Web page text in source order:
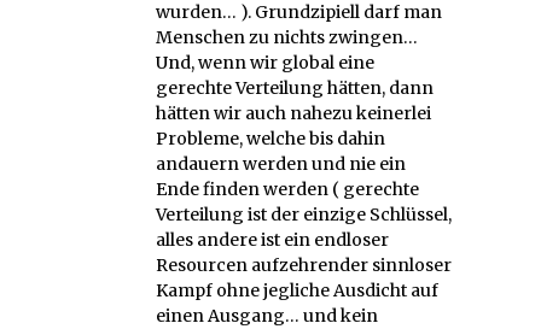
wurden… ). Grundzipiell darf man
Menschen zu nichts zwingen…
Und, wenn wir global eine
gerechte Verteilung hätten, dann
hätten wir auch nahezu keinerlei
Probleme, welche bis dahin
andauern werden und nie ein
Ende finden werden ( gerechte
Verteilung ist der einzige Schlüssel,
alles andere ist ein endloser
Resourcen aufzehrender sinnloser
Kampf ohne jegliche Ausdicht auf
einen Ausgang… und kein